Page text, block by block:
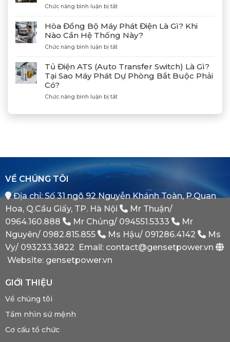
Cảng
Nối
Tác
Cùng
Tân
Giám
Mitsubishi
Heavy
Industries
Khẳng
Vị
Của
Bình
Minh
Chức năng bình luận bị tắtở
Dẫn
Xả
Gió
(Air)
Phát
Điện
Bị
Dầu
Xác
Hòa Đồng Bộ Máy Phát Điện Là Gì? Khi
Nào Cần Hệ Thống Này?
Chức năng bình luận bị tắtở
Đồng
Bộ
Máy
Điện
Tủ Điện ATS (Auto Transfer Switch) Là Gì?
Tại Sao Máy Phát Dự Phòng Bắt Buộc Phải
Có?
Chức năng bình luận bị tắtở
Điện
Tại
Sao
Phát
Dự
Phòng
Bắt
Phải
Có?
VỀ CHÚNG TÔI
Địa chỉ: Số 31 ngõ 92 Nguyễn Khánh Toàn, P.Quan
Hoa, Q.Cầu Giấy, TP. Hà Nội
Mr Thuận/
0964.160.888
Mr Chủng/ 094551.5333
Mr
Nguyên/ 0982.815.855 Ms Hậu/ 091286.4142
Ms
Vy/ 093233.3822 Email: contact@gensetpower.vn
Website: gensetpower.vn
GIỚI THIỆU
Về chúng tôi
Tầm nhìn sứ mệnh
Cơ cấu tổ chức